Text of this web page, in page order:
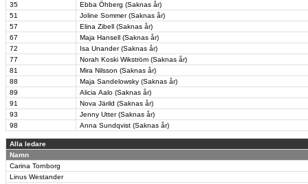
35
Ebba Öhberg (Saknas år)
51
Joline Sommer (Saknas år)
57
Elina Zibell (Saknas år)
67
Maja Hansell (Saknas år)
72
Isa Unander (Saknas år)
77
Norah Koski Wikström (Saknas år)
81
Mira Nilsson (Saknas år)
88
Maja Sandelowsky (Saknas år)
89
Alicia Aalo (Saknas år)
91
Nova Järild (Saknas år)
93
Jenny Utter (Saknas år)
98
Anna Sundqvist (Saknas år)
Alla ledare
Namn
Carina Tornborg
Linus Westander